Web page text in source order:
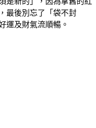
最後別忘了
「袋不封
運及財氣流順暢。